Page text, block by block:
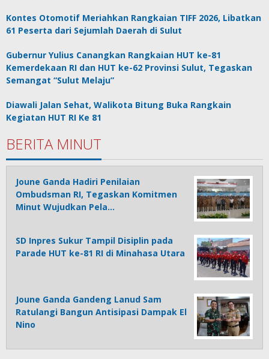
Kontes Otomotif Meriahkan Rangkaian TIFF 2026, Libatkan
61 Peserta dari Sejumlah Daerah di Sulut
Gubernur Yulius Canangkan Rangkaian HUT ke-81
Kemerdekaan RI dan HUT ke-62 Provinsi Sulut, Tegaskan
Semangat “Sulut Melaju”
Diawali Jalan Sehat, Walikota Bitung Buka Rangkain
Kegiatan HUT RI Ke 81
BERITA MINUT
Joune Ganda Hadiri Penilaian
Ombudsman RI, Tegaskan Komitmen
Minut Wujudkan Pela…
SD Inpres Sukur Tampil Disiplin pada
Parade HUT ke-81 RI di Minahasa Utara
Joune Ganda Gandeng Lanud Sam
Ratulangi Bangun Antisipasi Dampak El
Nino